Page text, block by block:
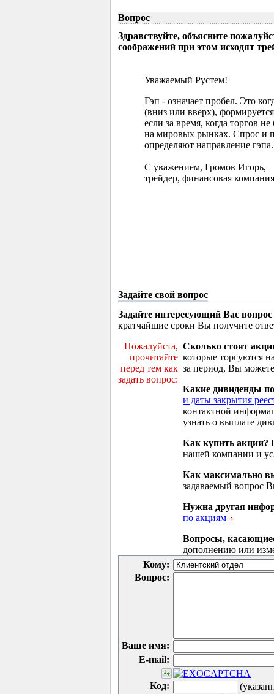
Вопрос
Здравствуйте, объясните
соображений при этом исходят
Уважаемый Рустем!
Гэп - означает пробел. Это
(вниз или вверх),
если за время, когда торгов
на мировых рынках. Спрос и
определяют направление гэпа.
С уважением, Громов Игорь,
трейдер, финансовая
Задайте свой вопрос
Задайте интересующий Вас вопрос
кратчайшие сроки Вы получите
Пожалуйста,
прочитайте
перед тем как
задать вопрос:
Сколько стоят
которые торгуются
за период, Вы
Какие дивиденды
и даты закрытия
контактной
узнать о выплате
Как купить акции?
нашей компании и
Как максимально
задаваемый вопрос
Нужна другая
по акциям
Вопросы,
дополнению или
Кому:
Вопрос:
Ваше имя:
E-mail:
Код: